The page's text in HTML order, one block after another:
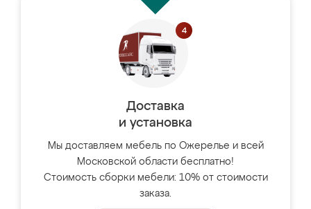
Доставка
и установка
Мы доставляем мебель по Ожерелье и всей
Московской области бесплатно!
Стоимость сборки мебели: 10% от стоимости
заказа.